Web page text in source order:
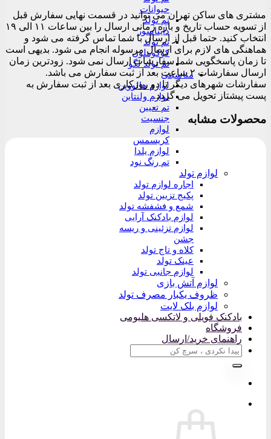
حیوانات
تم تولد
دایناسور
تم تولد
کوکوملون
تم تولد لگو
مناسبتی
لوازم هالووین
لوازم ولنتاین
تم تعیین
جنسیت
لوازم
کریسمس
لوازم یلدا
تم رنگ نود
لوازم تولد
اجاره لوازم تولد
پکیج تزیین تولد
شمع و فشفشه تولد
لوازم بادکنک آرایی
لوازم تزئینی و ریسه
جشن
کلاه و تاج تولد
عینک تولد
لوازم جانبی تولد
لوازم آتش بازی
ظروف یکبار مصرف تولد
لوازم بلک لایت
بادکنک فویلی و لاتکسی هلیومی
فروشگاه
راهنمای خرید/ارسال
جستجو
مشتری های ساکن تهران می توانید در قسمت نهایی سفارش قبل
از تسویه حساب تاریخ و بازه زمانی ارسال را بین ساعات ۱۱ الی ۱۹
انتخاب کنید. حتما قبل از ارسال با شما تماس گرفته می شود و
هماهنگی های لازم برای ارسال مرسوله انجام می شود. بدیهی است
تا زمان پاسخگویی شما سفارشات ارسال نمی شود. زودترین زمان
ارسال سفارشات ۲ ساعت بعد از ثبت سفارش می باشد.
سفارشات شهرهای دیگر تا دو روزکاری بعد از ثبت سفارش به
پست پیشتاز تحویل می گردد.
محصولات مشابه